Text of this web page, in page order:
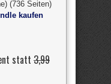
(736 Seiten)
kaufen
statt 3,99